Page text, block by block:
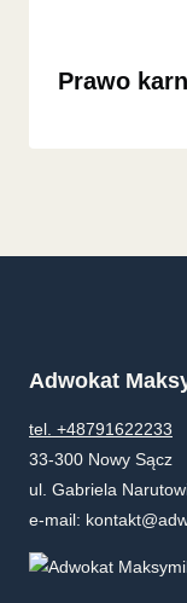
Prawo
Adwokat
tel. +48791622233
33-300 Nowy Sącz
ul. Gabriela
e-mail: